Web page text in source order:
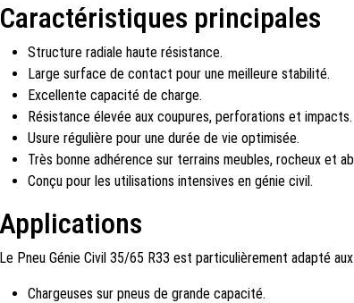
Caractéristiques principales
Structure radiale haute résistance.
Large surface de contact pour une meilleure stabilité.
Excellente capacité de charge.
Résistance élevée aux coupures, perforations et impacts.
Usure régulière pour une durée de vie optimisée.
Très bonne adhérence sur terrains meubles, rocheux et
Conçu pour les utilisations intensives en génie civil.
Applications
Le Pneu Génie Civil 35/65 R33 est particulièrement adapté
Chargeuses sur pneus de grande capacité.